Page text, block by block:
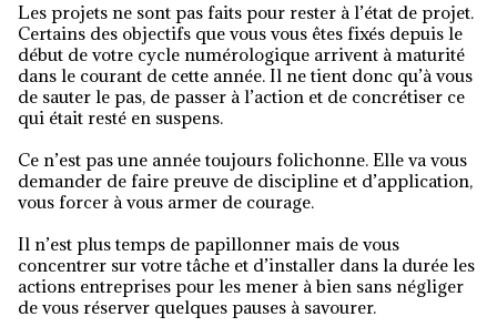
Les projets ne sont pas faits pour rester à l’état de projet.
Certains des objectifs que vous vous êtes fixés depuis le
début de votre cycle numérologique arrivent à maturité
dans le courant de cette année. Il ne tient donc qu’à vous
de sauter le pas, de passer à l’action et de concrétiser ce
qui était resté en suspens.
Ce n’est pas une année toujours folichonne. Elle va vous
demander de faire preuve de discipline et d’application,
vous forcer à vous armer de courage.
Il n’est plus temps de papillonner mais de vous
concentrer sur votre tâche et d’installer dans la durée les
actions entreprises pour les mener à bien sans négliger
de vous réserver quelques pauses à savourer.